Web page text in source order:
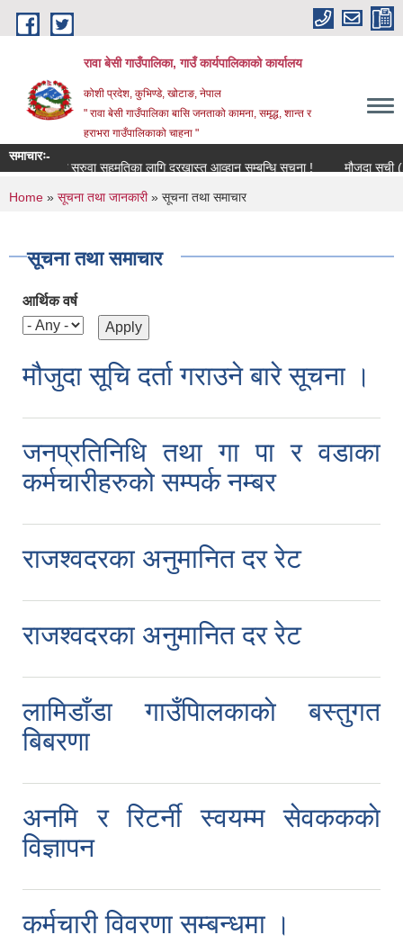
Skip to main content
रावा बेसी गाउँपालिका, गाउँ कार्यपालिकाको कार्यालय
कोशी प्रदेश, कुभिण्डे, खोटाङ, नेपाल
" रावा बेसी गाउँपालिका बासि जनताको कामना, समृद्ध, शान्त र
हराभरा गाउँपालिकाको चाहना "
समाचारः-
शिक्षक सरुवा सहमतिका लागि दरखास्त आव्हान सम्बन्धि सूचना !
मौजुदा सूची
You are here
Home » सूचना तथा जानकारी» सूचना तथा समाचार
सूचना तथा समाचार
आर्थिक वर्ष
मौजुदा सूचि दर्ता गराउने बारे सूचना ।
जनप्रतिनिधि तथा गा‍ पा र वडाका
कर्मचारीहरुको सम्पर्क नम्बर
राजश्वदरका अनुमानित दर रेट
राजश्वदरका अनुमानित दर रेट
लामिडाँडा गाउँपािलकाकाे बस्तुगत
बिबरणा
अनमि र रिटर्नी स्वयम्म सेवकककाे
विज्ञापन
कर्मचारी विवरणा सम्बन्धमा ।